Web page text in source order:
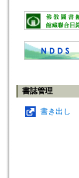
書誌管理
書き出し